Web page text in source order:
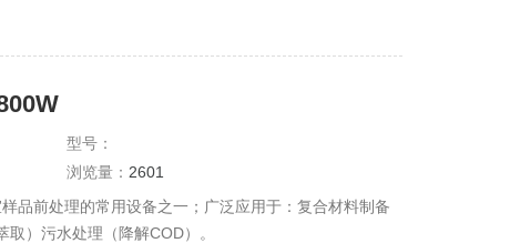
型号：
浏览量： 2601
品前处理的常用设备之一；广泛应用于：复合材料制备
取）污水处理（降解COD）。